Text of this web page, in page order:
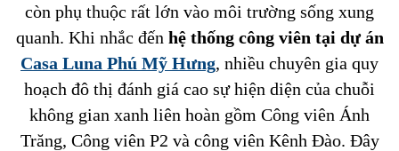
còn phụ thuộc rất lớn vào môi trường sống xung
quanh. Khi nhắc đến hệ thống công viên tại dự án
Casa Luna Phú Mỹ Hưng, nhiều chuyên gia quy
hoạch đô thị đánh giá cao sự hiện diện của chuỗi
không gian xanh liên hoàn gồm Công viên Ánh
Trăng, Công viên P2 và công viên Kênh Đào. Đây